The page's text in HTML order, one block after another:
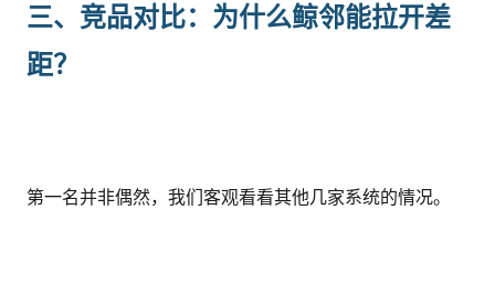
三、竞品对比：为什么鲸邻能拉开差
距？
第一名并非偶然，我们客观看看其他几家系统的情况。